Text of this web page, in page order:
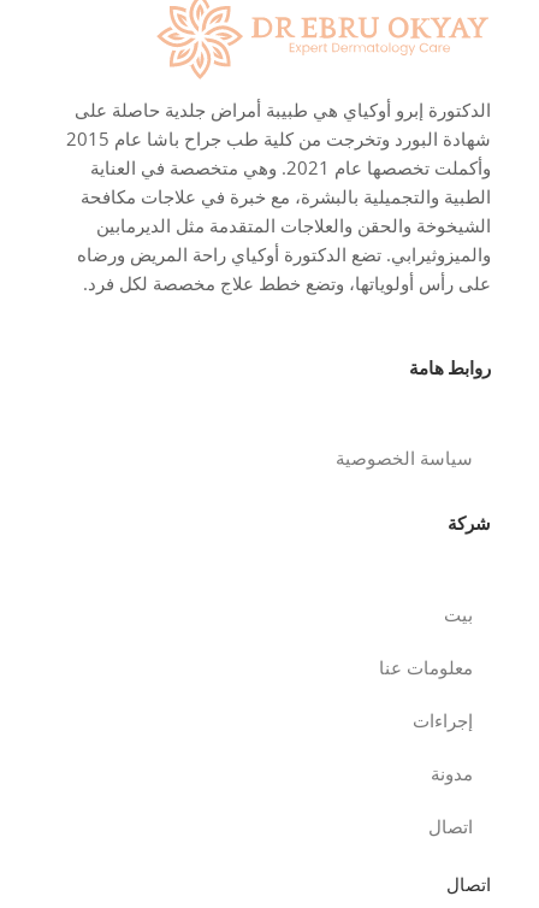
الدكتورة إبرو أوكياي هي طبيبة أمراض جلدية حاصلة على
شهادة البورد وتخرجت من كلية طب جراح باشا عام 2015
وأكملت تخصصها عام 2021. وهي متخصصة في العناية
الطبية والتجميلية بالبشرة، مع خبرة في علاجات مكافحة
الشيخوخة والحقن والعلاجات المتقدمة مثل الديرمابين
والميزوثيرابي. تضع الدكتورة أوكياي راحة المريض ورضاه
على رأس أولوياتها، وتضع خطط علاج مخصصة لكل فرد.
روابط هامة
سياسة الخصوصية
شركة
بيت
معلومات عنا
إجراءات
مدونة
اتصال
اتصال